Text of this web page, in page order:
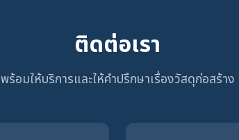
ติดต่อเรา
พร้อมให้บริการและให้คำปรึกษาเรื่องวัสดุก่อสร้าง